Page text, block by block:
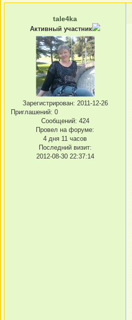
tale4ka
Активный участник
Зарегистрирован: 2011-12-26
Приглашений: 0
Сообщений: 424
Провел на форуме:
4 дня 11 часов
Последний визит:
2012-08-30 22:37:14